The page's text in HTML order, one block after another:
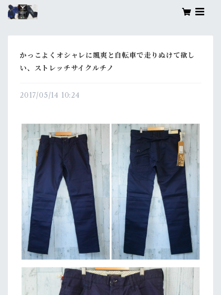
かっこよくオシャレに颯爽と自転車で走りぬけて欲し
い、ストレッチサイクルチノ
2017/05/14 10:24